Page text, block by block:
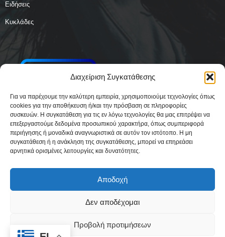
Διαχείριση Συγκατάθεσης
Για να παρέχουμε την καλύτερη εμπειρία, χρησιμοποιούμε τεχνολογίες όπως
cookies για την αποθήκευση ή/και την πρόσβαση σε πληροφορίες
συσκευών. Η συγκατάθεση για τις εν λόγω τεχνολογίες θα μας επιτρέψει να
επεξεργαστούμε δεδομένα προσωπικού χαρακτήρα, όπως συμπεριφορά
περιήγησης ή μοναδικά αναγνωριστικά σε αυτόν τον ιστότοπο. Η μη
συγκατάθεση ή η ανάκληση της συγκατάθεσης, μπορεί να επηρεάσει
αρνητικά ορισμένες λειτουργίες και δυνατότητες.
Αποδοχή
Δεν αποδέχομαι
Προβολή προτιμήσεων
Ειδήσεις
Κυκλάδες
Όροι Χρήσης
Πολιτική απορρήτου & Cookies
Ταυτότητα